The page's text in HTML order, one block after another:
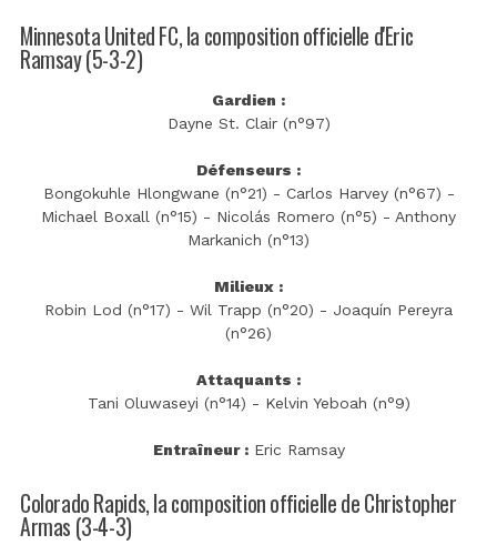
Minnesota United FC, la composition officielle d'Eric
Ramsay (5-3-2)
Gardien :
Dayne St. Clair (n°97)
Défenseurs :
Bongokuhle Hlongwane (n°21) - Carlos Harvey (n°67) -
Michael Boxall (n°15) - Nicolás Romero (n°5) - Anthony
Markanich (n°13)
Milieux :
Robin Lod (n°17) - Wil Trapp (n°20) - Joaquín Pereyra
(n°26)
Attaquants :
Tani Oluwaseyi (n°14) - Kelvin Yeboah (n°9)
Entraîneur :Eric Ramsay
Colorado Rapids, la composition officielle de Christopher
Armas (3-4-3)